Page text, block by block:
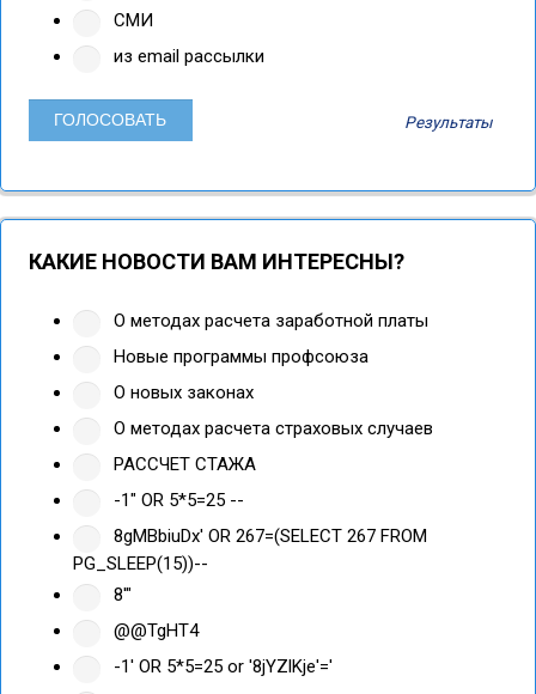
СМИ
из email рассылки
Результаты
КАКИЕ НОВОСТИ ВАМ ИНТЕРЕСНЫ?
О методах расчета заработной платы
Новые программы профсоюза
О новых законах
О методах расчета страховых случаев
РАССЧЕТ СТАЖА
-1" OR 5*5=25 --
8gMBbiuDx' OR 267=(SELECT 267 FROM
PG_SLEEP(15))--
8'"
@@TgHT4
-1' OR 5*5=25 or '8jYZlKje'='